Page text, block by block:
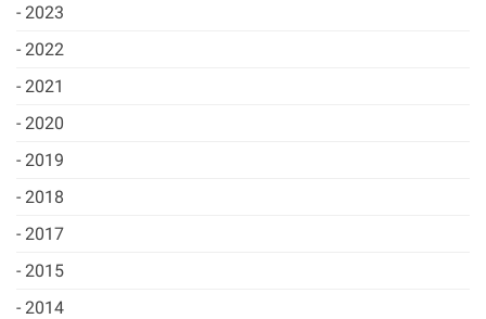
2023
2022
2021
2020
2019
2018
2017
2015
2014